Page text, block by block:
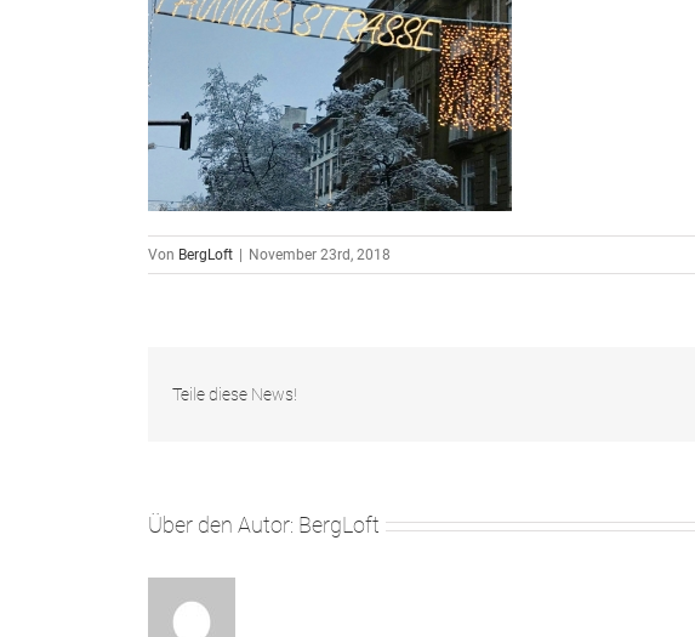
Von BergLoft | November 23rd, 2018
Teile diese News!
Über den Autor: BergLoft